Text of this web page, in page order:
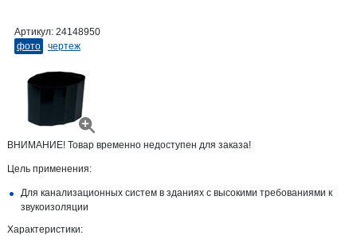
Артикул: 24148950
фото
чертеж
ВНИМАНИЕ! Товар временно недоступен для заказа!
Цель применения:
Для канализационных систем в зданиях с высокими требованиями к
звукоизоляции
Характеристики: